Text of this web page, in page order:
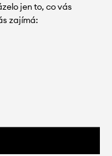
jen to, co vás
zajímá: